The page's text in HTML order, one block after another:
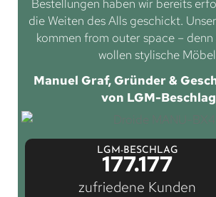
Bestellungen haben wir bereits
die Weiten des Alls geschickt.
kommen from outer space – denn
wollen stylische
Manuel Graf, Gründer &
von LGM-Beschlag
LGM-BESCHLAG
177.177
zufriedene Kunden